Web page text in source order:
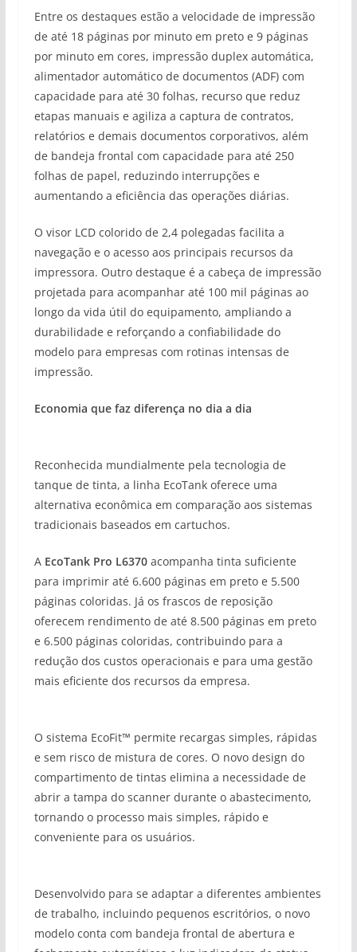
Entre os destaques estão a velocidade de impressão
de até 18 páginas por minuto em preto e 9 páginas
por minuto em cores, impressão duplex automática,
alimentador automático de documentos (ADF) com
capacidade para até 30 folhas, recurso que reduz
etapas manuais e agiliza a captura de contratos,
relatórios e demais documentos corporativos, além
de bandeja frontal com capacidade para até 250
folhas de papel, reduzindo interrupções e
aumentando a eficiência das operações diárias.
O visor LCD colorido de 2,4 polegadas facilita a
navegação e o acesso aos principais recursos da
impressora. Outro destaque é a cabeça de impressão
projetada para acompanhar até 100 mil páginas ao
longo da vida útil do equipamento, ampliando a
durabilidade e reforçando a confiabilidade do
modelo para empresas com rotinas intensas de
impressão.
Economia que faz diferença no dia a dia
Reconhecida mundialmente pela tecnologia de
tanque de tinta, a linha EcoTank oferece uma
alternativa econômica em comparação aos sistemas
tradicionais baseados em cartuchos.
A EcoTank Pro L6370acompanha tinta suficiente
para imprimir até 6.600 páginas em preto e 5.500
páginas coloridas. Já os frascos de reposição
oferecem rendimento de até 8.500 páginas em preto
e 6.500 páginas coloridas, contribuindo para a
redução dos custos operacionais e para uma gestão
mais eficiente dos recursos da empresa.
O sistema EcoFit™ permite recargas simples, rápidas
e sem risco de mistura de cores. O novo design do
compartimento de tintas elimina a necessidade de
abrir a tampa do scanner durante o abastecimento,
tornando o processo mais simples, rápido e
conveniente para os usuários.
Desenvolvido para se adaptar a diferentes ambientes
de trabalho, incluindo pequenos escritórios, o novo
modelo conta com bandeja frontal de abertura e